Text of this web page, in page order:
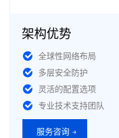
架构优势
全球性网络布局
多层安全防护
灵活的配置选项
专业技术支持团队
服务咨询 →